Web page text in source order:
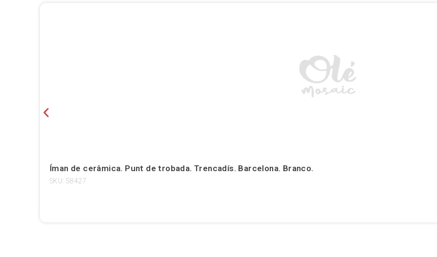
Íman de cerâmica. Punt de trobada. Trencadís. Barcelona. Branco.
SKU: 58427